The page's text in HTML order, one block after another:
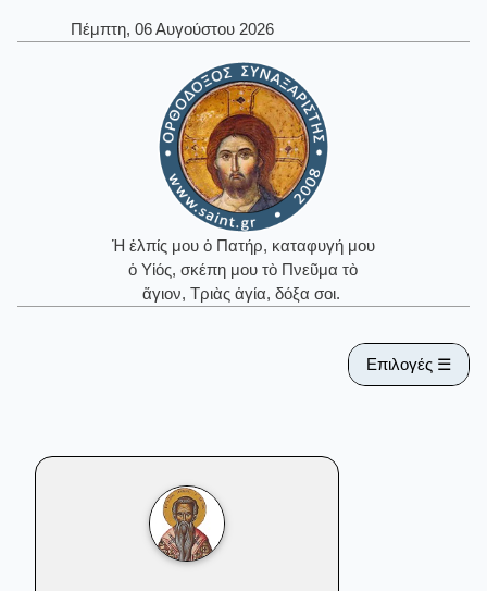
Πέμπτη, 06 Αυγούστου 2026
Ἡ ἐλπίς μου ὁ Πατήρ, καταφυγή μου
ὁ Υἱός, σκέπη μου τὸ Πνεῦμα τὸ
ἅγιον, Τριὰς ἁγία, δόξα σοι.
Επιλογές ☰